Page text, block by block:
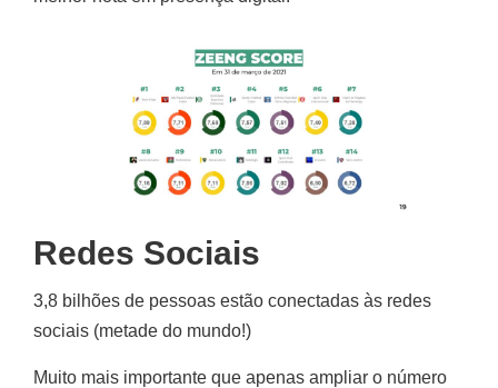
Redes Sociais
3,8 bilhões de pessoas estão conectadas às redes
sociais (metade do mundo!)
Muito mais importante que apenas ampliar o número